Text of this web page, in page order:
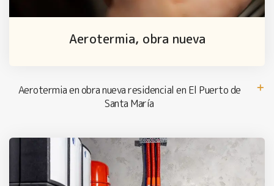
Aerotermia, obra nueva
Aerotermia en obra nueva residencial en El Puerto de
Santa María